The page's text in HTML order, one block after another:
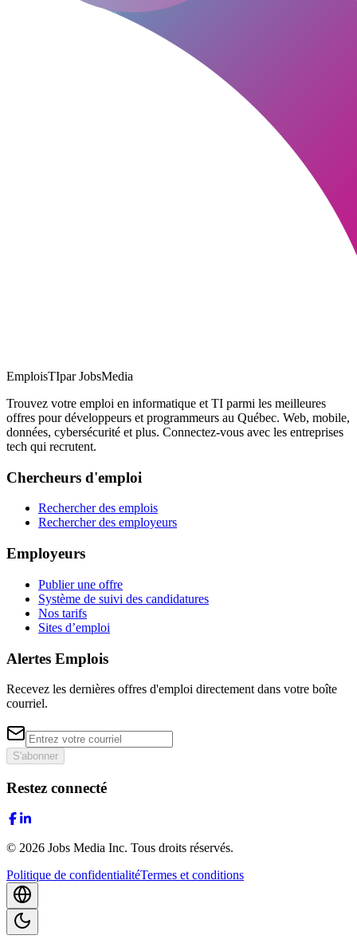
EmploisTIpar JobsMedia
Trouvez votre emploi en informatique et TI parmi les meilleures
offres pour développeurs et programmeurs au Québec. Web, mobile,
données, cybersécurité et plus. Connectez-vous avec les entreprises
tech qui recrutent.
Chercheurs d'emploi
Rechercher des emplois
Rechercher des employeurs
Employeurs
Publier une offre
Système de suivi des candidatures
Nos tarifs
Sites d’emploi
Alertes Emplois
Recevez les dernières offres d'emploi directement dans votre boîte
courriel.
S'abonner
Restez connecté
© 2026 Jobs Media Inc. Tous droits réservés.
Politique de confidentialitéTermes et conditions